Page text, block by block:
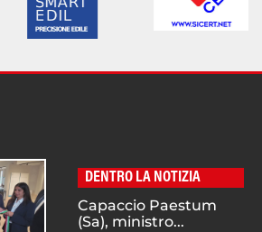
DENTRO LA NOTIZIA
Capaccio Paestum
(Sa), ministro...